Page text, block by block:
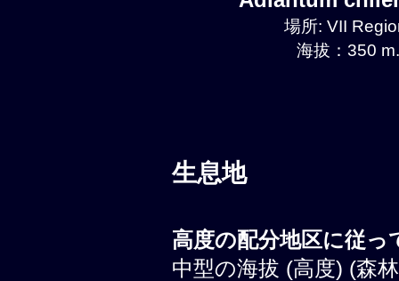
場所: VII
海拔：350
生息地
高度の配分地区に従っ
中型の海拔 (高度) (森